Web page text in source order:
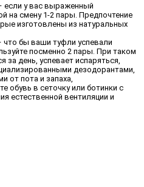
если у вас выраженный
на смену 1-2 пары. Предпочтение
изготовлены из натуральных
что бы ваши туфли успевали
посменно 2 пары. При таком
за день, успевает испаряться,
дезодорантами,
от пота и запаха,
обувь в сеточку или ботинки с
естественной вентиляции и